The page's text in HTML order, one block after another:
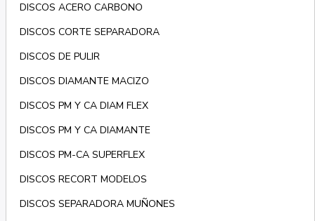
DISCOS ACERO CARBONO
DISCOS CORTE SEPARADORA
DISCOS DE PULIR
DISCOS DIAMANTE MACIZO
DISCOS PM Y CA DIAM FLEX
DISCOS PM Y CA DIAMANTE
DISCOS PM-CA SUPERFLEX
DISCOS RECORT MODELOS
DISCOS SEPARADORA MUÑONES